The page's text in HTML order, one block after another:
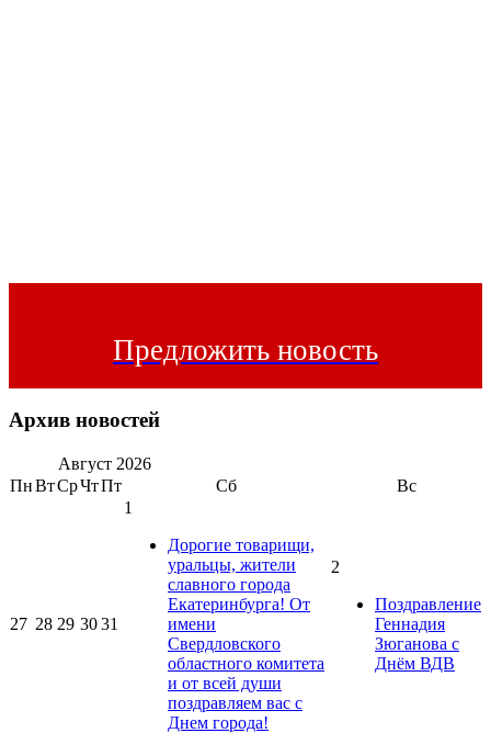
Предложить новость
Архив новостей
Август 2026
ПнВтСрЧтПт Сб Вс
27 28 29 3031
1
Дорогие товарищи,
уральцы, жители
славного города
Екатеринбурга! От
имени
Свердловского
областного комитета
и от всей души
поздравляем вас с
Днем города!
2
Поздравление
Геннадия
Зюганова с
Днём ВДВ